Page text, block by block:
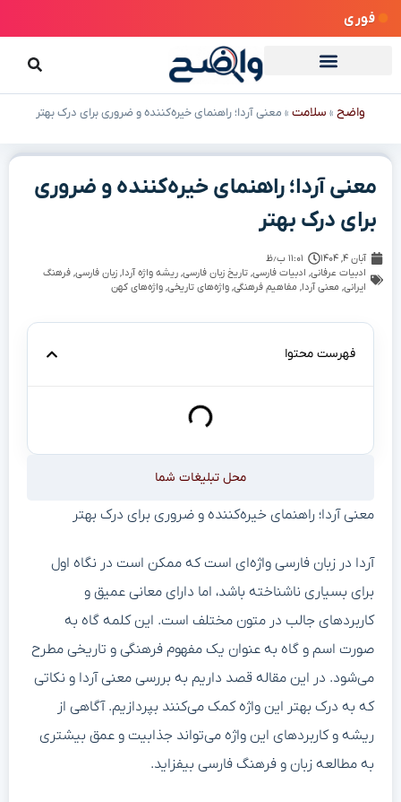
فوری
واضح » سلامت » معنی آردا؛ راهنمای خیره‌کننده و ضروری برای درک بهتر
معنی آردا؛ راهنمای خیره‌کننده و ضروری
برای درک بهتر
آبان ۴, ۱۴۰۴
۱۱:۰۱ ب٫ظ
ادبیات عرفانی, ادبیات فارسی, تاریخ زبان فارسی, ریشه واژه آردا, زبان فارسی, فرهنگ
ایرانی, معنی آردا, مفاهیم فرهنگی, واژه‌های تاریخی, واژه‌های کهن
فهرست محتوا
محل تبلیغات شما
معنی آردا؛ راهنمای خیره‌کننده و ضروری برای درک بهتر
آردا در زبان فارسی واژه‌ای است که ممکن است در نگاه اول
برای بسیاری ناشناخته باشد، اما دارای معانی عمیق و
کاربردهای جالب در متون مختلف است. این کلمه گاه به
صورت اسم و گاه به عنوان یک مفهوم فرهنگی و تاریخی مطرح
می‌شود. در این مقاله قصد داریم به بررسی معنی آردا و نکاتی
که به درک بهتر این واژه کمک می‌کنند بپردازیم. آگاهی از
ریشه و کاربردهای این واژه می‌تواند جذابیت و عمق بیشتری
به مطالعه زبان و فرهنگ فارسی بیفزاید.